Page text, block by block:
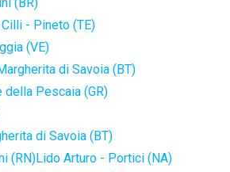
- Pineto (TE)
(VE)
di Savoia (BT)
della Pescaia (GR)
di Savoia (BT)
(RN)Lido Arturo - Portici (NA)